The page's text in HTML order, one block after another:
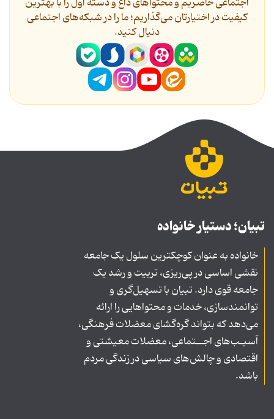
اجتماعی حاضریم و محتواهای داغ و دسته اول را با بهترین
کیفیت در اختیارتان می‌گذاریم؛ ما را در شبکه‌های اجتماعی
دنیال کنید.
تبیان؛ دستیار خانواده
خانواده به عنوان کوچکترین سلول یک جامعه
نقشی اساسی در پی‌ریزی، تربیت و رشد یک
جامعه قوی دارد. تبیان با تسهیل‌گری و
توانمندسازی، خدمات و محتواهایی را ارائه
می‌دهد که بتواند گره‌گشای معضلات فرهنگی،
آسیـب‌های اجــتماعی، معضلات معیشتی و
اقتصادی و چالش‌های سیاسی در زندگی مردم
باشد.